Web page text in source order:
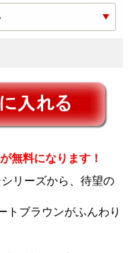
無料になります！
リーズから、待望の
トブラウンがふんわり